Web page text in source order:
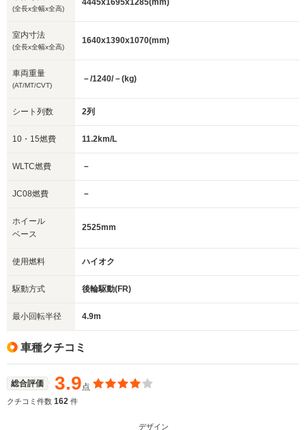
(全長x全幅x全高)
4445x1695x1285(mm)
室内寸法
(全長x全幅x全高)
1640x1390x1070(mm)
車両重量
(AT/MT/CVT)
－/1240/－(kg)
シート列数 2列
10・15燃費 11.2km/L
WLTC燃費 －
JC08燃費 －
ホイール
ベース
2525mm
使用燃料 ハイオク
駆動方式 後輪駆動(FR)
最小回転半径 4.9m
車種クチコミ
総合評価 3.9点
クチコミ件数 162 件
デザイン